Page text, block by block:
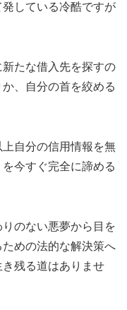
している冷酷ですが
たな借入先を探すの
、自分の首を絞める
自分の信用情報を無
今すぐ完全に諦める
のない悪夢から目を
めの法的な解決策へ
残る道はありませ